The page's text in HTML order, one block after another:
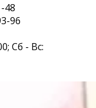
48
96
Сб - Вс: